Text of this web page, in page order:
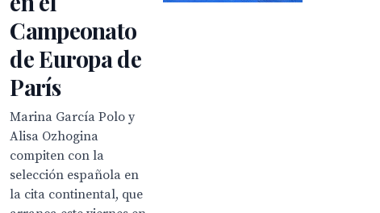
Campeonato
de Europa de
París
Marina García Polo y
Alisa Ozhogina
compiten con la
selección española en
la cita continental, que